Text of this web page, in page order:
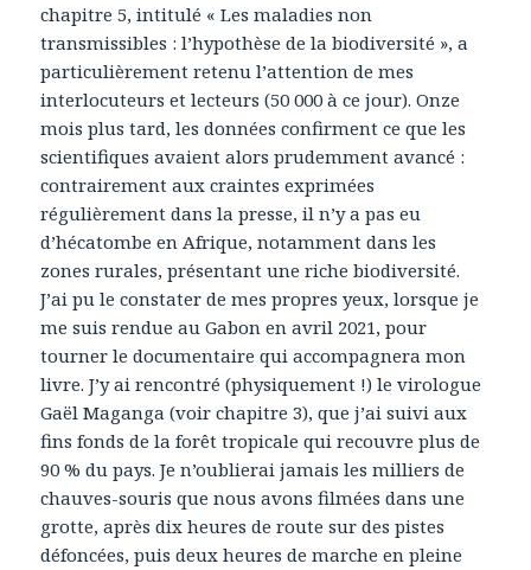
chapitre 5, intitulé « Les maladies non
transmissibles : l’hypothèse de la biodiversité », a
particulièrement retenu l’attention de mes
interlocuteurs et lecteurs (50 000 à ce jour). Onze
mois plus tard, les données confirment ce que les
scientifiques avaient alors prudemment avancé :
contrairement aux craintes exprimées
régulièrement dans la presse, il n’y a pas eu
d’hécatombe en Afrique, notamment dans les
zones rurales, présentant une riche biodiversité.
J’ai pu le constater de mes propres yeux, lorsque je
me suis rendue au Gabon en avril 2021, pour
tourner le documentaire qui accompagnera mon
livre. J’y ai rencontré (physiquement !) le virologue
Gaël Maganga (voir chapitre 3), que j’ai suivi aux
fins fonds de la forêt tropicale qui recouvre plus de
90 % du pays. Je n’oublierai jamais les milliers de
chauves-souris que nous avons filmées dans une
grotte, après dix heures de route sur des pistes
défoncées, puis deux heures de marche en pleine